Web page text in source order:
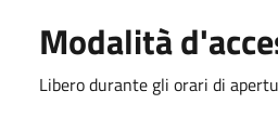
Modalità
Libero durante gli orari di